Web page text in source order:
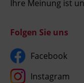
Ihre Meinung ist
Folgen Sie uns
Facebook
Instagram